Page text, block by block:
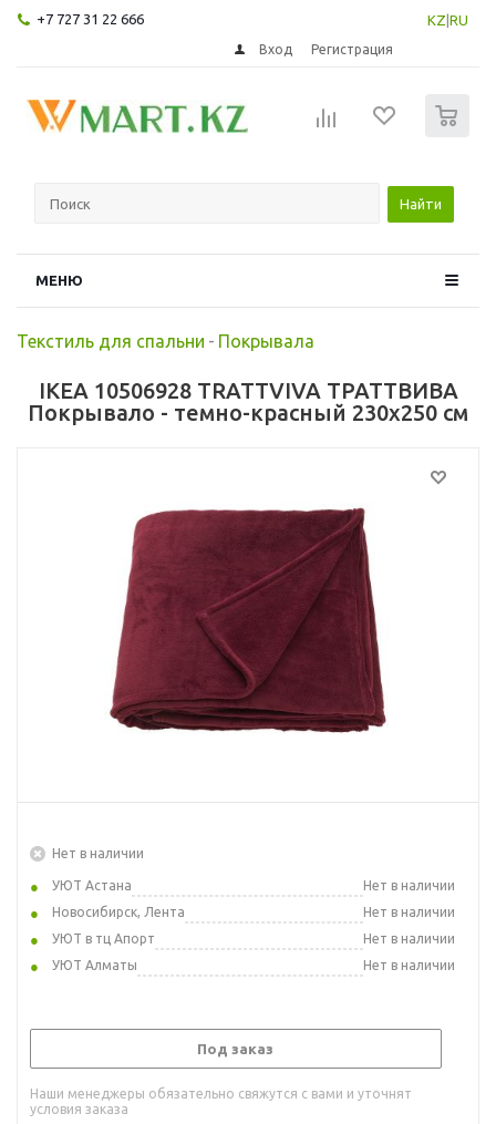
+7 727 31 22 666 KZ RU
Вход Регистрация
Найти
МЕНЮ
Текстиль для спальни - Покрывала
IKEA 10506928 TRATTVIVA ТРАТТВИВА
Покрывало - темно-красный 230x250 см
Нет в наличии
УЮТ Астана
Нет в наличии
Новосибирск, Лента
Нет в наличии
УЮТ в тц Апорт
Нет в наличии
УЮТ Алматы
Нет в наличии
Под заказ
Наши менеджеры обязательно свяжутся с вами и уточнят
условия заказа